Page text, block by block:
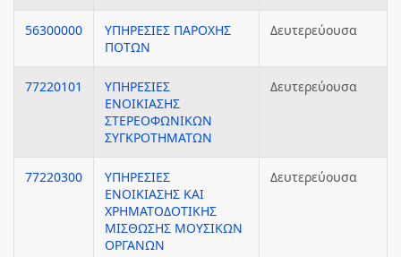
56300000
ΥΠΗΡΕΣΙΕΣ ΠΑΡΟΧΗΣ
ΠΟΤΩΝ
Δευτερεύουσα
77220101
ΥΠΗΡΕΣΙΕΣ
ΕΝΟΙΚΙΑΣΗΣ
ΣΤΕΡΕΟΦΩΝΙΚΩΝ
ΣΥΓΚΡΟΤΗΜΑΤΩΝ
Δευτερεύουσα
77220300
ΥΠΗΡΕΣΙΕΣ
ΕΝΟΙΚΙΑΣΗΣ ΚΑΙ
ΧΡΗΜΑΤΟΔΟΤΙΚΗΣ
ΜΙΣΘΩΣΗΣ ΜΟΥΣΙΚΩΝ
ΟΡΓΑΝΩΝ
Δευτερεύουσα